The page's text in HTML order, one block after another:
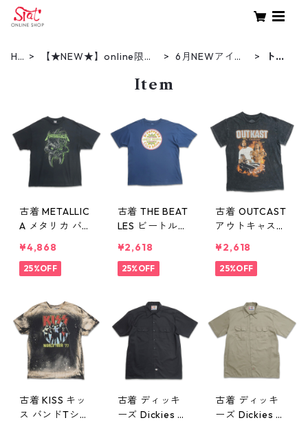
HO
【★NEW★】online限定
6月NEWアイテ
トッ
Item
古着 METALLIC
A メタリカ バン
T プリントTシ
ャツ ブラック
09940n w606
30
¥4,868
25%OFF
古着 THE BEAT
LES ビートルズ
プリントTシャ
ツ ネイビー 表
30
¥2,618
25%OFF
古着 OUTCAST
アウトキャスト
プリントTシャ
ツ ウォッシュ
0630
¥2,618
25%OFF
古着 KISS キッ
ス バンドTシャ
古着 ディッキ
ーズ Dickies ワ
古着 ディッキ
ーズ Dickies ワ